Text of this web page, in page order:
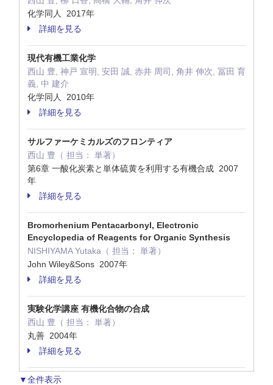
化学同人 2017年
詳細を見る
現代有機工業化学
西山 豊, 神戸 宣明, 安田 誠, 赤井 周司, 角井 伸次, 冨田 育
義, 中 建介
化学同人 2010年
詳細を見る
サルファーケミカルズのフロンティア
西山 豊（ 担当： 単著）
第6章 一酸化炭素と単体硫黄を利用する有機合成 2007
年
詳細を見る
Bromorhenium Pentacarbonyl, Electronic
Encyclopedia of Reagents for Organic Synthesis
NISHIYAMA Yutaka（ 担当： 単著）
John Wiley&Sons 2007年
詳細を見る
実験化学講座 有機化合物の合成
西山 豊（ 担当： 単著）
丸善 2004年
詳細を見る
▼全件表示